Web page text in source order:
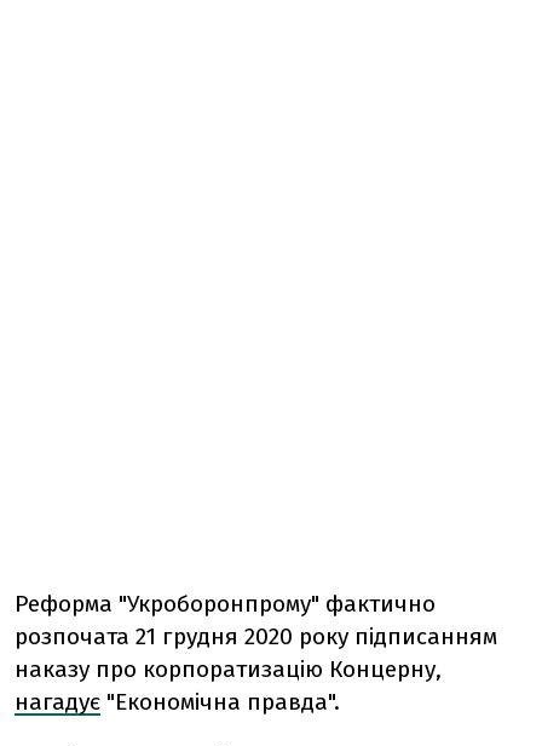
Реформа "Укроборонпрому" фактично
розпочата 21 грудня 2020 року підписанням
наказу про корпоратизацію Концерну,
нагадує "Економічна правда".